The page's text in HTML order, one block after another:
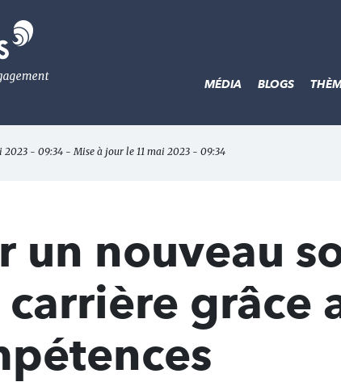
MÉDIA BLOGS
2023 - 09:34 - Mise à jour le 11 mai 2023 - 09:34
un nouveau
grâce